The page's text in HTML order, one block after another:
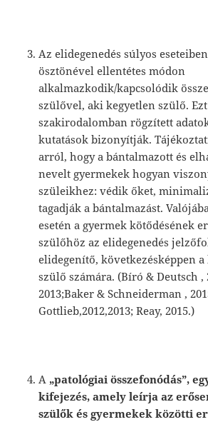
Az elidegenedés súlyos
ösztönével ellentétes módon
alkalmazkodik/kapcsolódik
szülővel, aki kegyetlen szülő.
szakirodalomban rögzített
kutatások bizonyítják.
arról, hogy a bántalmazott és
nevelt gyermekek hogyan
szüleikhez: védik őket,
tagadják a bántalmazást.
esetén a gyermek kötődésének
szülőhöz az elidegenedés
elidegenítő, következésképpen
szülő számára. (Bíró & Deutsch ,
2013;Baker & Schneiderman ,
Gottlieb,2012,2013; Reay, 2015.)
A „patológiai összefonódás”,
kifejezés, amely leírja az
szülők és gyermekek közötti